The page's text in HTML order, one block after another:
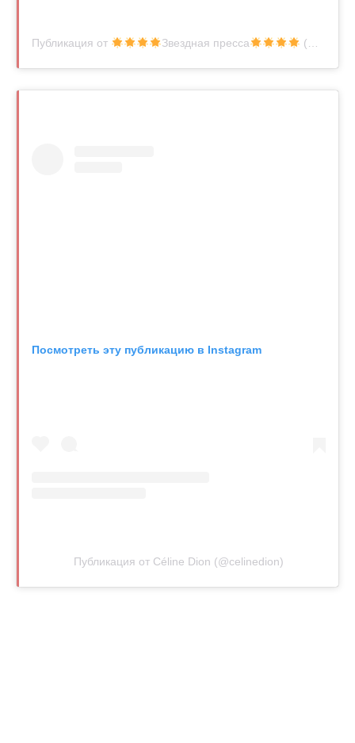
Публикация от Звездная пресса (@zvezdnaiapre)
Посмотреть эту публикацию в Instagram
Публикация от Céline Dion (@celinedion)